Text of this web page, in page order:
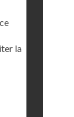
la